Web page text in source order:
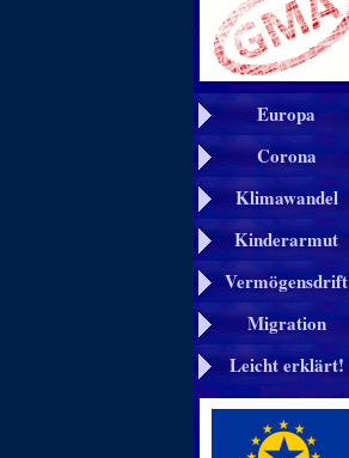
Europa
Corona
Klimawandel
Kinderarmut
Vermögensdrift
Migration
Leicht erklärt!